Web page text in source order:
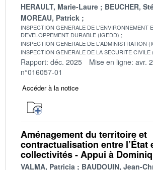
HERAULT, Marie-Laure
BEUCHER,
MOREAU, Patrick
INSPECTION GENERALE DE L'ENVIRONNEMENT
DEVELOPPEMENT DURABLE (IGEDD)
INSPECTION GENERALE DE L'ADMINISTRATION
INSPECTION GENERALE DE LA SECURITE CIVILE
Rapport: déc. 2025 Mise en ligne: avr.
n°016057-01
Accéder à la notice
Aménagement du territoire et
contractualisation entre l’État
collectivités - Appui à
VALMA, Patricia
BAUDOUIN, Jean-